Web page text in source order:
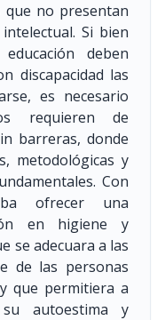
que no presentan
Si bien
deben
discapacidad las
es necesario
requieren de
barreras, donde
metodológicas y
Con
ofrecer una
en higiene y
se adecuara a las
de las personas
que permitiera a
autoestima y